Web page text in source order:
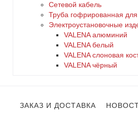
Сетевой кабель
Труба гофрированная для
Электроустановочные
VALENA алюминий
VALENA белый
VALENA слоновая
VALENA чёрный
ЗАКАЗ И ДОСТАВКА